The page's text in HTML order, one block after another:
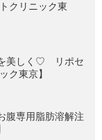
クリニック東
美しく♡ リポセ
ク東京】
腹専用脂肪溶解注